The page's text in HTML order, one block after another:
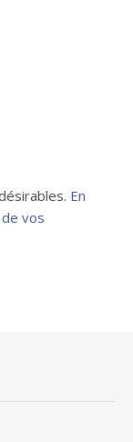
En
vos